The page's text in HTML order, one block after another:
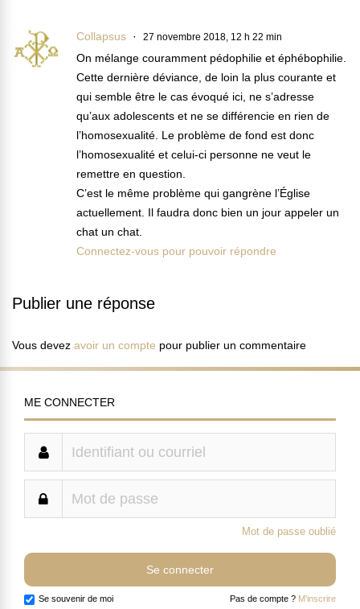
Collapsus 27 novembre 2018, 12 h 22 min
On mélange couramment pédophilie et éphébophilie.
Cette dernière déviance, de loin la plus courante et
qui semble être le cas évoqué ici, ne s’adresse
qu’aux adolescents et ne se différencie en rien de
l’homosexualité. Le problème de fond est donc
l’homosexualité et celui-ci personne ne veut le
remettre en question.
C’est le même problème qui gangrène l’Église
actuellement. Il faudra donc bien un jour appeler un
chat un chat.
Connectez-vous pour pouvoir répondre
Publier une réponse
Vous devez avoir un compte pour publier un commentaire
ME CONNECTER
Mot de passe oublié
Se souvenir de moi Pas de compte ? M'inscrire